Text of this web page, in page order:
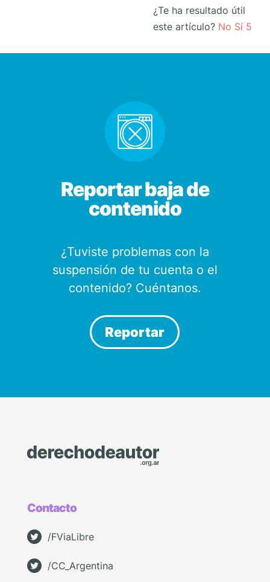
¿Te ha resultado útil
este artículo? No Sí 5
Reportar baja de
contenido
¿Tuviste problemas con la
suspensión de tu cuenta o el
contenido? Cuéntanos.
Reportar
Contacto
/FViaLibre
/CC_Argentina